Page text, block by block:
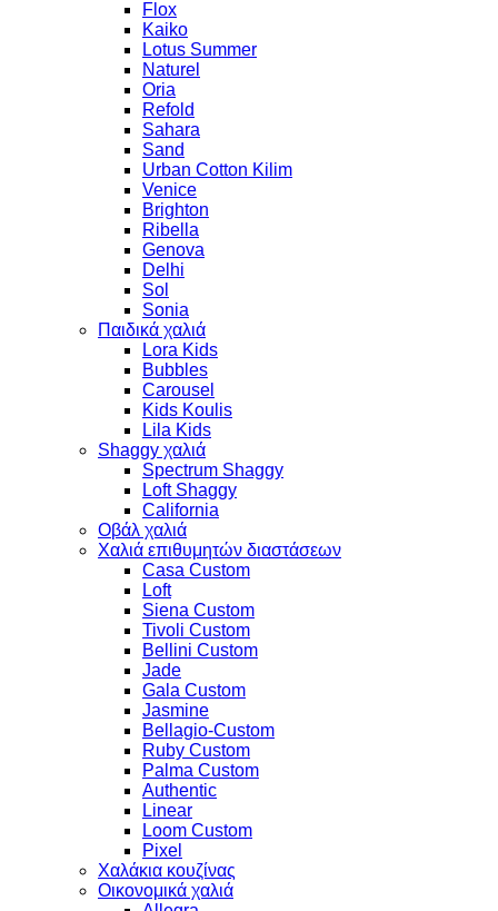
Flox
Kaiko
Lotus Summer
Naturel
Oria
Refold
Sahara
Sand
Urban Cotton Kilim
Venice
Brighton
Ribella
Genova
Delhi
Sol
Sonia
Παιδικά χαλιά
Lora Kids
Bubbles
Carousel
Kids Koulis
Lila Kids
Shaggy χαλιά
Spectrum Shaggy
Loft Shaggy
California
Οβάλ χαλιά
Χαλιά επιθυμητών διαστάσεων
Casa Custom
Loft
Siena Custom
Tivoli Custom
Bellini Custom
Jade
Gala Custom
Jasmine
Bellagio-Custom
Ruby Custom
Palma Custom
Authentic
Linear
Loom Custom
Pixel
Χαλάκια κουζίνας
Οικονομικά χαλιά